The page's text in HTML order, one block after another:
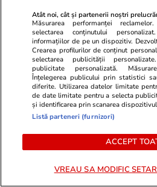
UPDATE 14.09:Adrian
stabilit la Nisa care s-a
supravieţuitorii atacului
peste o sută de răniţi, a
anunţ în care povesteşte
„Acest camion s-a aflat la
privind în asfalt(…).Datorită
Atât noi, cât și partenerii noștri
Măsurarea performanței
selectarea conținutului
informațiilor de pe un dispozitiv.
Crearea profilurilor de conținut
selectarea publicității
publicitate personalizată.
Înțelegerea publicului prin statistici
diferite. Utilizarea datelor limitate
de date limitate pentru a selecta
și identificarea prin scanarea
Listă parteneri (furnizori)
ACCEPT
VREAU SA MODIFIC